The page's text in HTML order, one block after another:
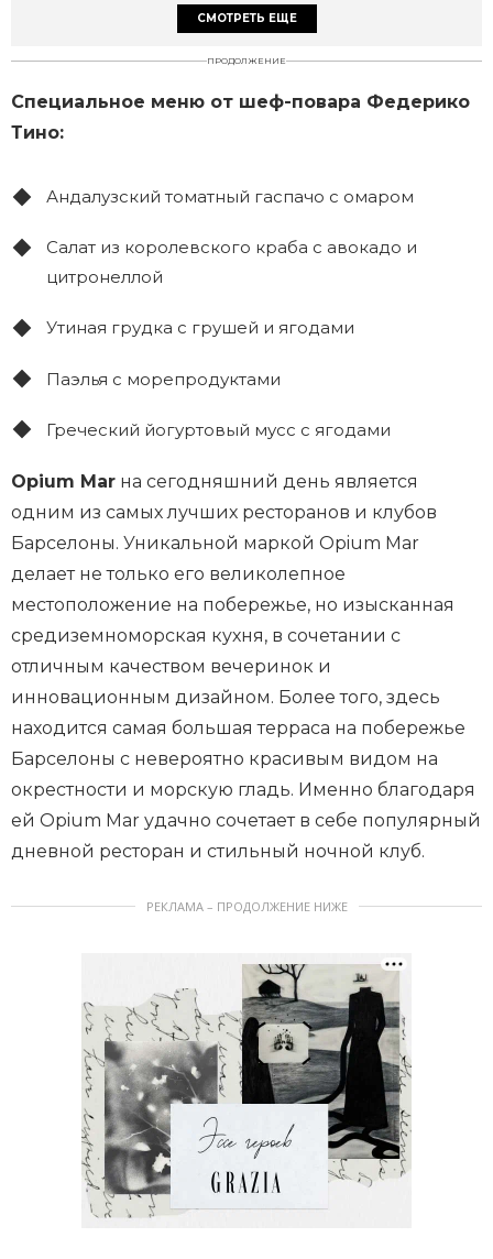
СМОТРЕТЬ ЕЩЕ
ПРОДОЛЖЕНИЕ
Специальное меню от шеф-повара Федерико
Тино:
Андалузский томатный гаспачо с омаром
Салат из королевского краба с авокадо и
цитронеллой
Утиная грудка с грушей и ягодами
Паэлья с морепродуктами
Греческий йогуртовый мусс с ягодами
Opium Mar на сегодняшний день является
одним из самых лучших ресторанов и клубов
Барселоны. Уникальной маркой Opium Mar
делает не только его великолепное
местоположение на побережье, но изысканная
средиземноморская кухня, в сочетании с
отличным качеством вечеринок и
инновационным дизайном. Более того, здесь
находится самая большая терраса на побережье
Барселоны с невероятно красивым видом на
окрестности и морскую гладь. Именно благодаря
ей Opium Mar удачно сочетает в себе популярный
дневной ресторан и стильный ночной клуб.
РЕКЛАМА – ПРОДОЛЖЕНИЕ НИЖЕ